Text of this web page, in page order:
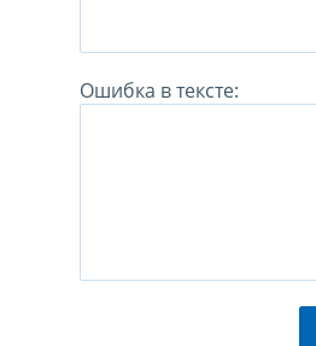
Ошибка в тексте: